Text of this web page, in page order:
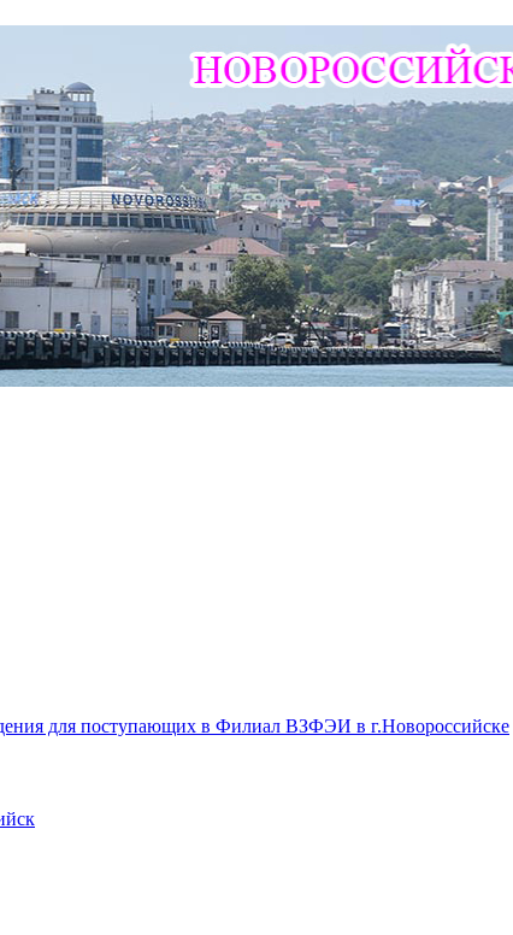
для поступающих в Филиал ВЗФЭИ в г.Новороссийске